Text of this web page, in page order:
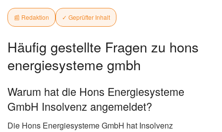
📰 Redaktion ✓ Geprüfter Inhalt
Häufig gestellte Fragen zu hons
energiesysteme gmbh
Warum hat die Hons Energiesysteme
GmbH Insolvenz angemeldet?
Die Hons Energiesysteme GmbH hat Insolvenz